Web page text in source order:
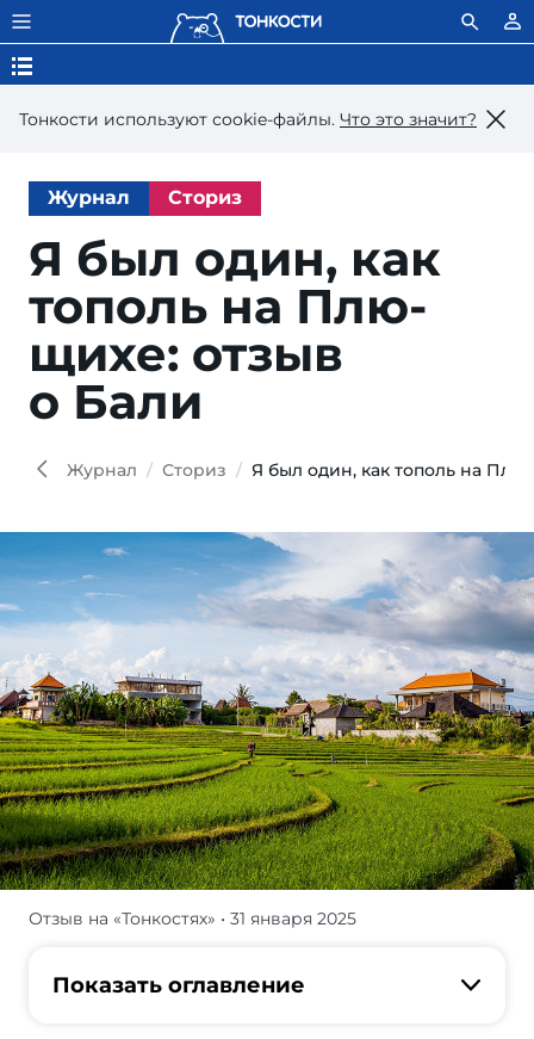
Тонкости используют сookie-файлы. Что это значит?
Журнал Сториз
Я был один, как
то­поль на Плю­
щи­хе: от­зыв
о Бали
Журнал Сториз Я был один, как тополь на
О
Отзыв на «Тонкостях» • 31 января 2025
Показать оглавление